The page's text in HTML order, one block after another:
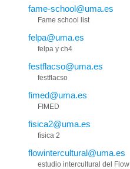
fame-school@uma.es
Fame school list
felpa@uma.es
felpa y ch4
festflacso@uma.es
festflacso
fimed@uma.es
FIMED
fisica2@uma.es
fisica 2
flowintercultural@uma.es
estudio intercultural del Flow